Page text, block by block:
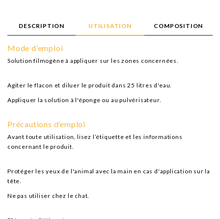
DESCRIPTION UTILISATION COMPOSITION
Mode d’emploi
Solution filmogène à appliquer sur les zones concernées.
Agiter le flacon et diluer le produit dans 25 litres d'eau.
Appliquer la solution à l'éponge ou au pulvérisateur.
Précautions d’emploi
Avant toute utilisation, lisez l’étiquette et les informations
concernant le produit.
Protéger les yeux de l'animal avec la main en cas d'application sur la
tête.
Ne pas utiliser chez le chat.